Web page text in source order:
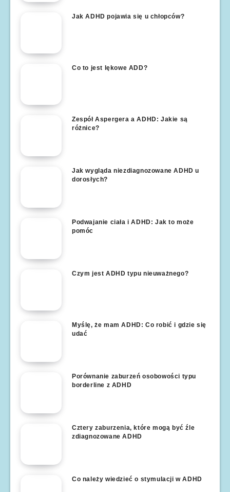
Jak ADHD pojawia się u chłopców?
Co to jest lękowe ADD?
Zespół Aspergera a ADHD: Jakie są
różnice?
Jak wygląda niezdiagnozowane ADHD u
dorosłych?
Podwajanie ciała i ADHD: Jak to może
pomóc
Czym jest ADHD typu nieuważnego?
Myślę, że mam ADHD: Co robić i gdzie się
udać
Porównanie zaburzeń osobowości typu
borderline z ADHD
Cztery zaburzenia, które mogą być źle
zdiagnozowane ADHD
Co należy wiedzieć o stymulacji w ADHD